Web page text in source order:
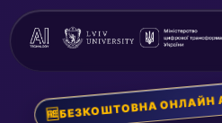
🆓БЕЗКОШТОВНА